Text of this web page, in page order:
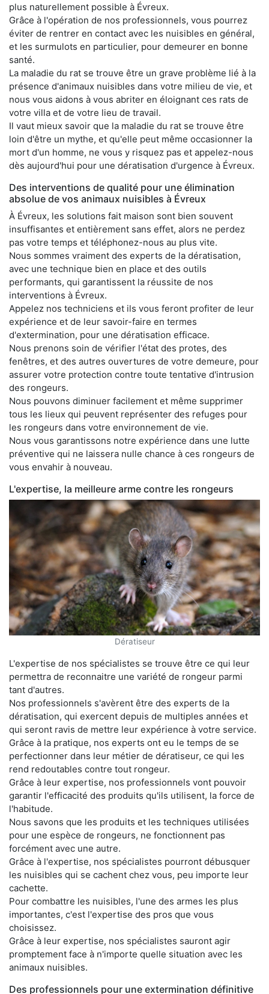
plus naturellement possible à Évreux.
Grâce à l'opération de nos professionnels, vous pourrez
éviter de rentrer en contact avec les nuisibles en général,
et les surmulots en particulier, pour demeurer en bonne
santé.
La maladie du rat se trouve être un grave problème lié à la
présence d'animaux nuisibles dans votre milieu de vie, et
nous vous aidons à vous abriter en éloignant ces rats de
votre villa et de votre lieu de travail.
Il vaut mieux savoir que la maladie du rat se trouve être
loin d'être un mythe, et qu'elle peut même occasionner la
mort d'un homme, ne vous y risquez pas et appelez-nous
dès aujourd'hui pour une dératisation d'urgence à Évreux.
Des interventions de qualité pour une élimination
absolue de vos animaux nuisibles à Évreux
À Évreux, les solutions fait maison sont bien souvent
insuffisantes et entièrement sans effet, alors ne perdez
pas votre temps et téléphonez-nous au plus vite.
Nous sommes vraiment des experts de la dératisation,
avec une technique bien en place et des outils
performants, qui garantissent la réussite de nos
interventions à Évreux.
Appelez nos techniciens et ils vous feront profiter de leur
expérience et de leur savoir-faire en termes
d'extermination, pour une dératisation efficace.
Nous prenons soin de vérifier l'état des protes, des
fenêtres, et des autres ouvertures de votre demeure, pour
assurer votre protection contre toute tentative d'intrusion
des rongeurs.
Nous pouvons diminuer facilement et même supprimer
tous les lieux qui peuvent représenter des refuges pour
les rongeurs dans votre environnement de vie.
Nous vous garantissons notre expérience dans une lutte
préventive qui ne laissera nulle chance à ces rongeurs de
vous envahir à nouveau.
L'expertise, la meilleure arme contre les rongeurs
Dératiseur
L'expertise de nos spécialistes se trouve être ce qui leur
permettra de reconnaitre une variété de rongeur parmi
tant d'autres.
Nos professionnels s'avèrent être des experts de la
dératisation, qui exercent depuis de multiples années et
qui seront ravis de mettre leur expérience à votre service.
Grâce à la pratique, nos experts ont eu le temps de se
perfectionner dans leur métier de dératiseur, ce qui les
rend redoutables contre tout rongeur.
Grâce à leur expertise, nos professionnels vont pouvoir
garantir l'efficacité des produits qu'ils utilisent, la force de
l'habitude.
Nous savons que les produits et les techniques utilisées
pour une espèce de rongeurs, ne fonctionnent pas
forcément avec une autre.
Grâce à l'expertise, nos spécialistes pourront débusquer
les nuisibles qui se cachent chez vous, peu importe leur
cachette.
Pour combattre les nuisibles, l'une des armes les plus
importantes, c'est l'expertise des pros que vous
choisissez.
Grâce à leur expertise, nos spécialistes sauront agir
promptement face à n'importe quelle situation avec les
animaux nuisibles.
Des professionnels pour une extermination définitive